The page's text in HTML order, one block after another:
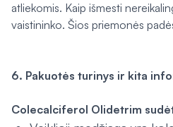
atliekomis. Kaip išmesti
vaistininko. Šios priemonės
6. Pakuotės turinys ir kita
Colecalciferol Olidetrim